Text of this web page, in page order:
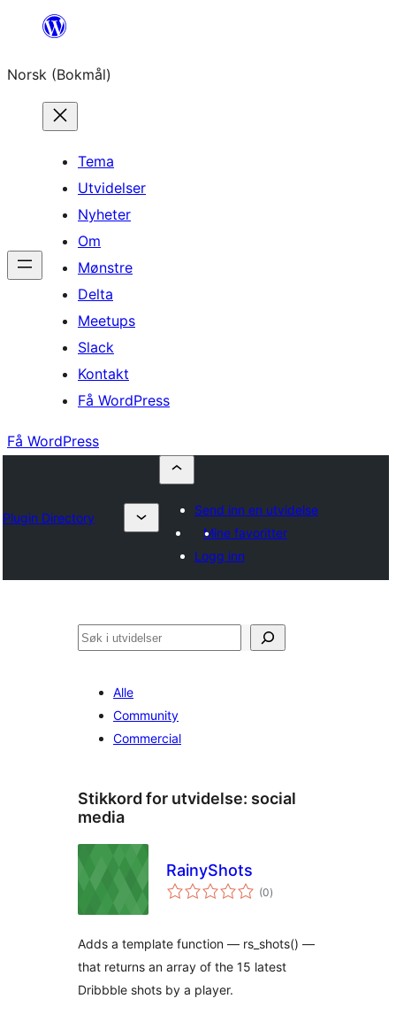
Hopp
innhold
Norsk (Bokmål)
Tema
Utvidelser
Nyheter
Om
Mønstre
Delta
Meetups
Slack
Kontakt
Få WordPress
Få WordPress
Plugin Directory
Send inn en utvidelse
Mine favoritter
Logg inn
Søk
Alle
Community
Commercial
Stikkord for utvidelse: social
media
RainyShots
(0totale
vurderinger
)
Adds a template function — rs_shots() —
that returns an array of the 15 latest
Dribbble shots by a player.